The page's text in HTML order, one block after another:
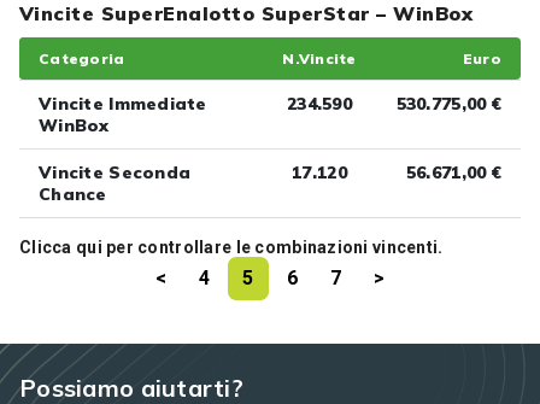
Vincite SuperEnalotto SuperStar – WinBox
Categoria N.Vincite Euro
Vincite Immediate
WinBox
234.590 530.775,00 €
Vincite Seconda
Chance
17.120 56.671,00 €
Clicca qui per controllare le combinazioni vincenti.
< 4 5 6 7 >
Possiamo aiutarti?